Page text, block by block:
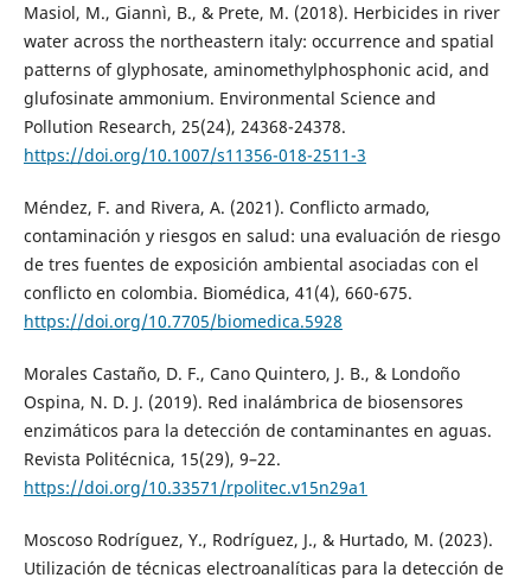
Masiol, M., Giannì, B., & Prete, M. (2018). Herbicides in river
water across the northeastern italy: occurrence and spatial
patterns of glyphosate, aminomethylphosphonic acid, and
glufosinate ammonium. Environmental Science and
Pollution Research, 25(24), 24368-24378.
https://doi.org/10.1007/s11356-018-2511-3
Méndez, F. and Rivera, A. (2021). Conflicto armado,
contaminación y riesgos en salud: una evaluación de riesgo
de tres fuentes de exposición ambiental asociadas con el
conflicto en colombia. Biomédica, 41(4), 660-675.
https://doi.org/10.7705/biomedica.5928
Morales Castaño, D. F., Cano Quintero, J. B., & Londoño
Ospina, N. D. J. (2019). Red inalámbrica de biosensores
enzimáticos para la detección de contaminantes en aguas.
Revista Politécnica, 15(29), 9–22.
https://doi.org/10.33571/rpolitec.v15n29a1
Moscoso Rodríguez, Y., Rodríguez, J., & Hurtado, M. (2023).
Utilización de técnicas electroanalíticas para la detección de